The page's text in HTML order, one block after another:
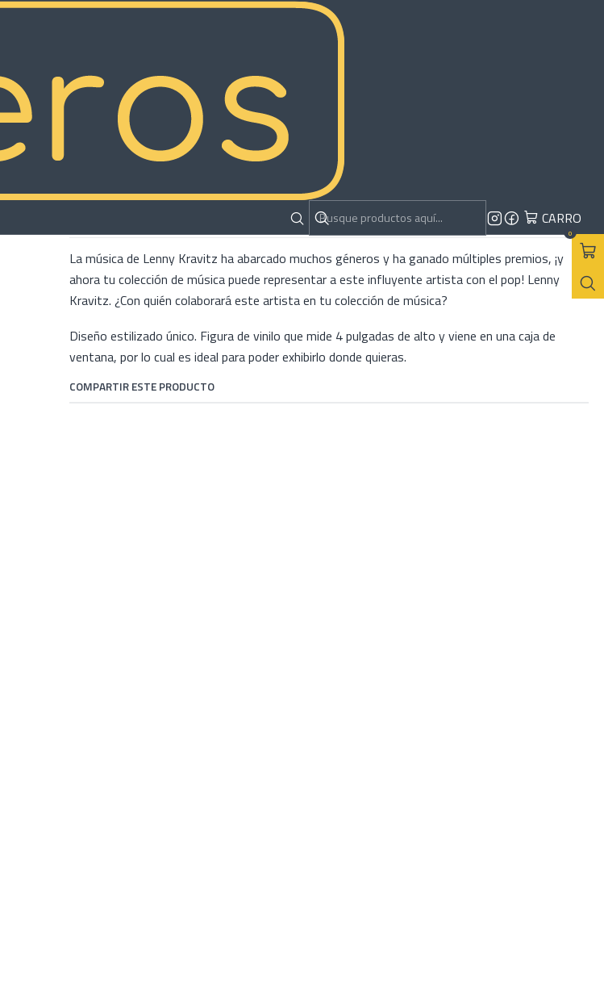
CARRO
0
Funko Lenny Kravitz
COMPRAR AHORA
Mostrar stock de ubicaciones
La música de Lenny Kravitz ha abarcado muchos géneros y ha ganado múltiples premios, ¡y
ahora tu colección de música puede representar a este influyente artista con el pop! Lenny
Kravitz. ¿Con quién colaborará este artista en tu colección de música?
Diseño estilizado único. Figura de vinilo que mide 4 pulgadas de alto y viene en una caja de
ventana, por lo cual es ideal para poder exhibirlo donde quieras.
COMPARTIR ESTE PRODUCTO